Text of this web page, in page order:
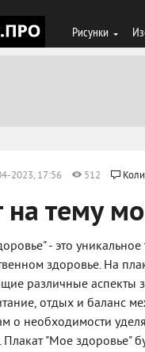
Рисунки
2023, 17:56 512
на тему
- это
здоровье. На
различные аспекты
отдых и баланс
о необходимости
Плакат "Мое здоровье"